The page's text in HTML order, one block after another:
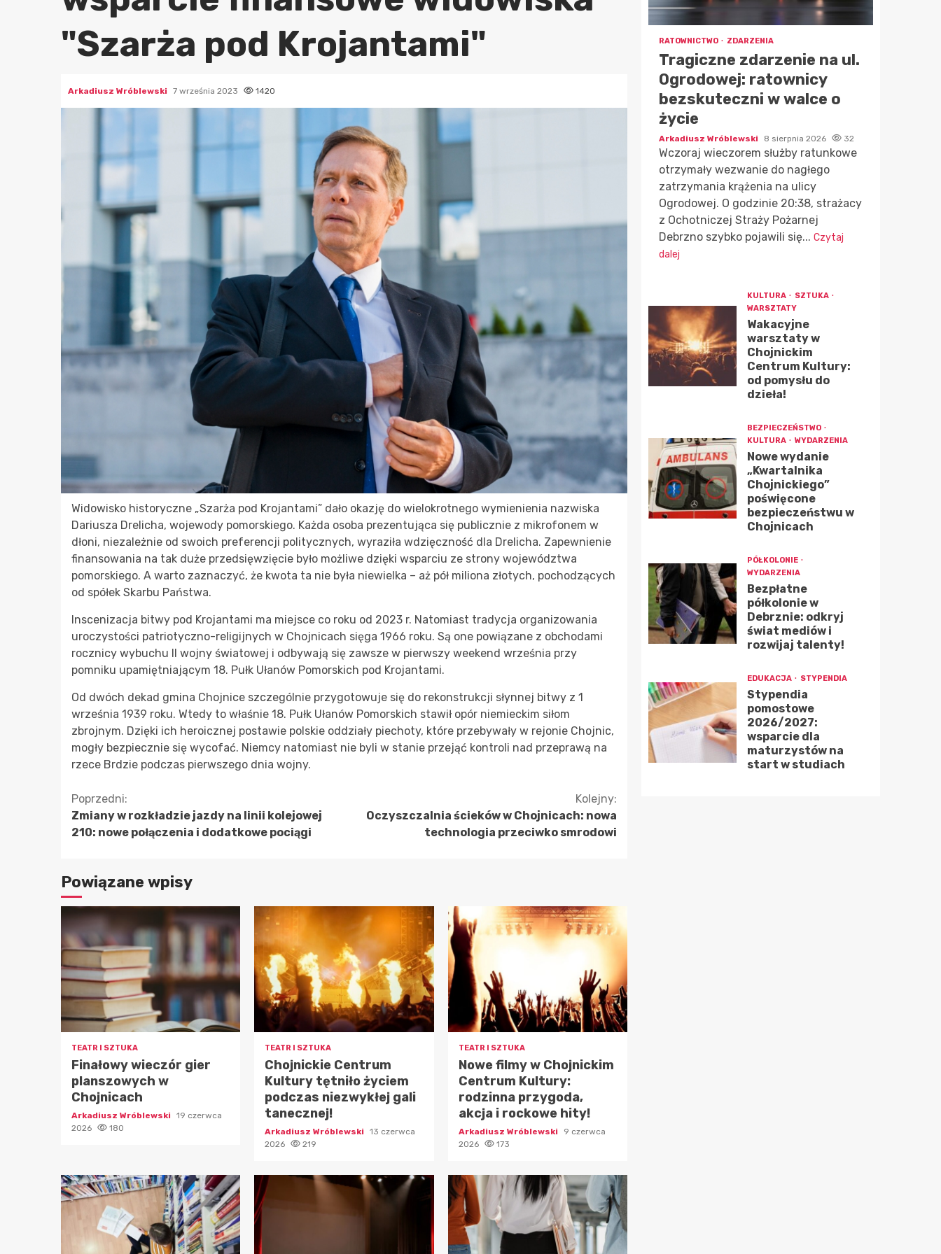
"Szarża pod Krojantami"
Arkadiusz Wróblewski 7 września 2023 1420
Widowisko historyczne „Szarża pod Krojantami” dało okazję do wielokrotnego wymienienia nazwiska
Dariusza Drelicha, wojewody pomorskiego. Każda osoba prezentująca się publicznie z mikrofonem w
dłoni, niezależnie od swoich preferencji politycznych, wyraziła wdzięczność dla Drelicha. Zapewnienie
finansowania na tak duże przedsięwzięcie było możliwe dzięki wsparciu ze strony województwa
pomorskiego. A warto zaznaczyć, że kwota ta nie była niewielka – aż pół miliona złotych, pochodzących
od spółek Skarbu Państwa.
Inscenizacja bitwy pod Krojantami ma miejsce co roku od 2023 r. Natomiast tradycja organizowania
uroczystości patriotyczno-religijnych w Chojnicach sięga 1966 roku. Są one powiązane z obchodami
rocznicy wybuchu II wojny światowej i odbywają się zawsze w pierwszy weekend września przy
pomniku upamiętniającym 18. Pułk Ułanów Pomorskich pod Krojantami.
Od dwóch dekad gmina Chojnice szczególnie przygotowuje się do rekonstrukcji słynnej bitwy z 1
września 1939 roku. Wtedy to właśnie 18. Pułk Ułanów Pomorskich stawił opór niemieckim siłom
zbrojnym. Dzięki ich heroicznej postawie polskie oddziały piechoty, które przebywały w rejonie Chojnic,
mogły bezpiecznie się wycofać. Niemcy natomiast nie byli w stanie przejąć kontroli nad przeprawą na
rzece Brdzie podczas pierwszego dnia wojny.
Kontynuuj
czytanie
Poprzedni:
Zmiany w rozkładzie jazdy na linii kolejowej
210: nowe połączenia i dodatkowe pociągi
Kolejny:
Oczyszczalnia ścieków w Chojnicach: nowa
technologia przeciwko smrodowi
Powiązane wpisy
TEATR I SZTUKA
Finałowy wieczór gier
planszowych w
Chojnicach
Arkadiusz Wróblewski
19 czerwca
2026
180
TEATR I SZTUKA
Chojnickie Centrum
Kultury tętniło życiem
podczas niezwykłej gali
tanecznej!
Arkadiusz Wróblewski
13 czerwca
2026
219
TEATR I SZTUKA
Nowe filmy w Chojnickim
Centrum Kultury:
rodzinna przygoda,
akcja i rockowe hity!
Arkadiusz Wróblewski
9 czerwca
2026
173
RATOWNICTWO ZDARZENIA
Tragiczne zdarzenie na ul.
Ogrodowej: ratownicy
bezskuteczni w walce o
życie
Arkadiusz Wróblewski 8 sierpnia 2026 32
Wczoraj wieczorem służby ratunkowe
otrzymały wezwanie do nagłego
zatrzymania krążenia na ulicy
Ogrodowej. O godzinie 20:38, strażacy
z Ochotniczej Straży Pożarnej
Debrzno szybko pojawili się... Czytaj
dalej
KULTURA
SZTUKA
WARSZTATY
Wakacyjne
warsztaty w
Chojnickim
Centrum Kultury:
od pomysłu do
dzieła!
BEZPIECZEŃSTWO
KULTURA
WYDARZENIA
Nowe wydanie
„Kwartalnika
Chojnickiego”
poświęcone
bezpieczeństwu w
Chojnicach
PÓŁKOLONIE
WYDARZENIA
Bezpłatne
półkolonie w
Debrznie: odkryj
świat mediów i
rozwijaj talenty!
EDUKACJA STYPENDIA
Stypendia
pomostowe
2026/2027:
wsparcie dla
maturzystów na
start w studiach